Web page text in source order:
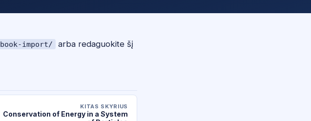
book-import/
arba redaguokite šį
KITAS SKYRIUS
Conservation of Energy in a System